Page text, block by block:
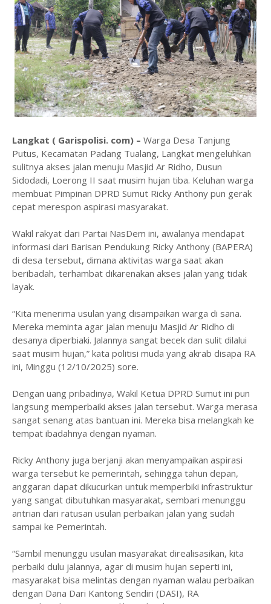
Langkat ( Garispolisi. com) – Warga Desa Tanjung
Putus, Kecamatan Padang Tualang, Langkat mengeluhkan
sulitnya akses jalan menuju Masjid Ar Ridho, Dusun
Sidodadi, Loerong II saat musim hujan tiba. Keluhan warga
membuat Pimpinan DPRD Sumut Ricky Anthony pun gerak
cepat merespon aspirasi masyarakat.
Wakil rakyat dari Partai NasDem ini, awalanya mendapat
informasi dari Barisan Pendukung Ricky Anthony (BAPERA)
di desa tersebut, dimana aktivitas warga saat akan
beribadah, terhambat dikarenakan akses jalan yang tidak
layak.
“Kita menerima usulan yang disampaikan warga di sana.
Mereka meminta agar jalan menuju Masjid Ar Ridho di
desanya diperbiaki. Jalannya sangat becek dan sulit dilalui
saat musim hujan,” kata politisi muda yang akrab disapa RA
ini, Minggu (12/10/2025) sore.
Dengan uang pribadinya, Wakil Ketua DPRD Sumut ini pun
langsung memperbaiki akses jalan tersebut. Warga merasa
sangat senang atas bantuan ini. Mereka bisa melangkah ke
tempat ibadahnya dengan nyaman.
Ricky Anthony juga berjanji akan menyampaikan aspirasi
warga tersebut ke pemerintah, sehingga tahun depan,
anggaran dapat dikucurkan untuk memperbiki infrastruktur
yang sangat dibutuhkan masyarakat, sembari menunggu
antrian dari ratusan usulan perbaikan jalan yang sudah
sampai ke Pemerintah.
“Sambil menunggu usulan masyarakat direalisasikan, kita
perbaiki dulu jalannya, agar di musim hujan seperti ini,
masyarakat bisa melintas dengan nyaman walau perbaikan
dengan Dana Dari Kantong Sendiri (DASI), RA